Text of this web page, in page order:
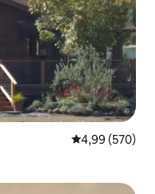
Évaluation
4,99 (570)